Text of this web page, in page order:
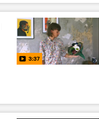
3:37